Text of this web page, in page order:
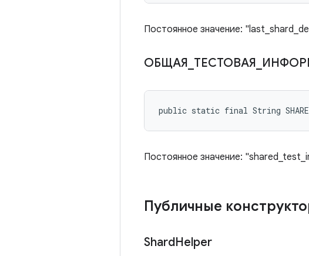
Постоянное значение:
ОБЩАЯ ТЕСТОВАЯ
public static final String
Постоянное значение:
Публичные
ShardHelper